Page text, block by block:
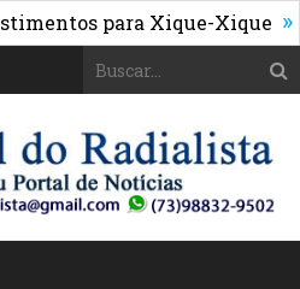
para Xique-Xique »
concluída